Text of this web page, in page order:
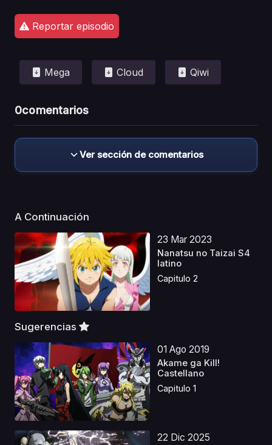
Reportar episodio
Mega Cloud Qiwi
0comentarios
Ver sección de comentarios
A Continuación
23 Mar 2023
Nanatsu no Taizai S4
latino
Capitulo 2
Sugerencias
01 Ago 2019
Akame ga Kill!
Castellano
Capitulo 1
22 Dic 2025